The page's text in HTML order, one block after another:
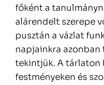
főként a
alárendelt szerepe
pusztán a vázlat
napjainkra azonban
tekintjük. A
festményeken és